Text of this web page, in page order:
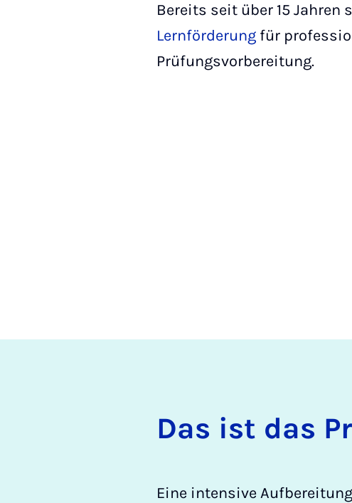
Bereits seit über 15 Jahren
Lernförderung für
Prüfungsvorbereitung.
Das ist das
Eine intensive